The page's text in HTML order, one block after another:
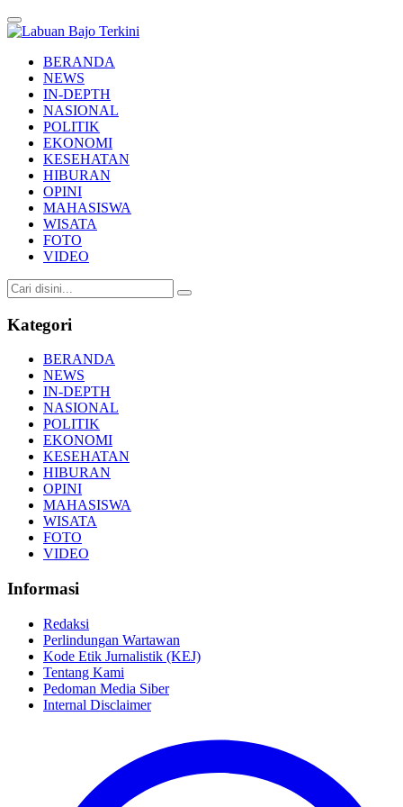
Labuan Bajo Terkini
Aktual & Berimbang
BERANDA
NEWS
IN-DEPTH
NASIONAL
POLITIK
EKONOMI
KESEHATAN
HIBURAN
OPINI
MAHASISWA
WISATA
FOTO
VIDEO
Kategori
BERANDA
NEWS
IN-DEPTH
NASIONAL
POLITIK
EKONOMI
KESEHATAN
HIBURAN
OPINI
MAHASISWA
WISATA
FOTO
VIDEO
Informasi
Redaksi
Perlindungan Wartawan
Kode Etik Jurnalistik (KEJ)
Tentang Kami
Pedoman Media Siber
Internal Disclaimer